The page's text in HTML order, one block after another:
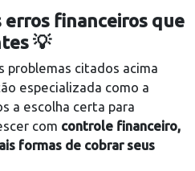
uma empresa está
erros em
de pagamento,
e taxas confusas podem